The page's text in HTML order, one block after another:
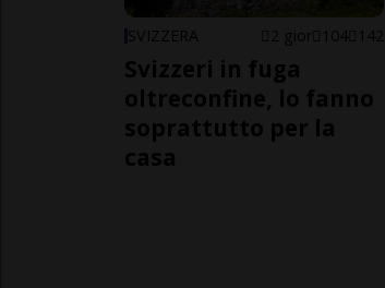
SVIZZERA 2 gior 104 142
Svizzeri in fuga
oltreconfine, lo fanno
soprattutto per la
casa